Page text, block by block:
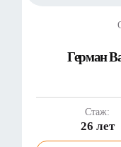
Герман
Стаж:
26 лет